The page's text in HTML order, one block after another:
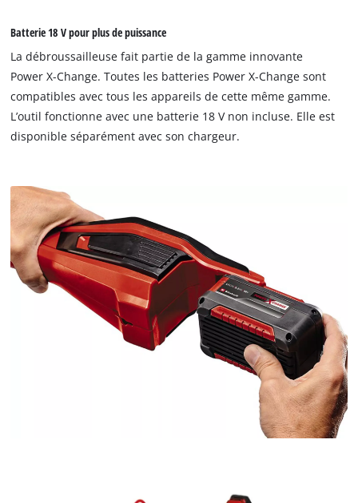
Batterie 18 V pour plus de puissance
La débroussailleuse fait partie de la gamme innovante
Power X-Change. Toutes les batteries Power X-Change sont
compatibles avec tous les appareils de cette même gamme.
L’outil fonctionne avec une batterie 18 V non incluse. Elle est
disponible séparément avec son chargeur.